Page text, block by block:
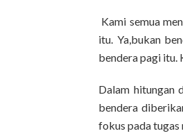
Kami semua
itu. Ya,bukan
bendera pagi itu.
Dalam hitungan
bendera
fokus pada tugas